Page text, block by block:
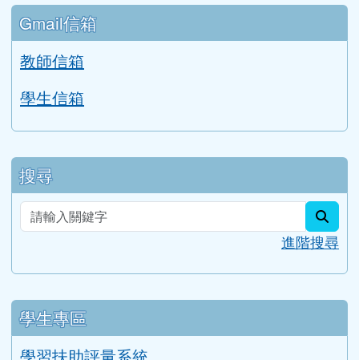
檔案下載
Google 相簿
校務公告
分月文章
評鑑檔案管理
行事曆
教師信箱
學生信箱